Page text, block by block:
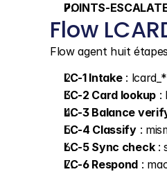
POINTS-
Flow
Flow agent huit
LC-1 Intake :
LC-2 Card lookup :
LC-3 Balance
LC-4 Classify :
LC-5 Sync check :
LC-6 Respond :